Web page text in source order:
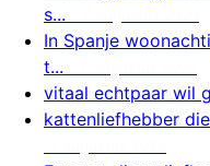
s...
In Spanje
t...
vitaal echtpaar wil
kattenliefhebber